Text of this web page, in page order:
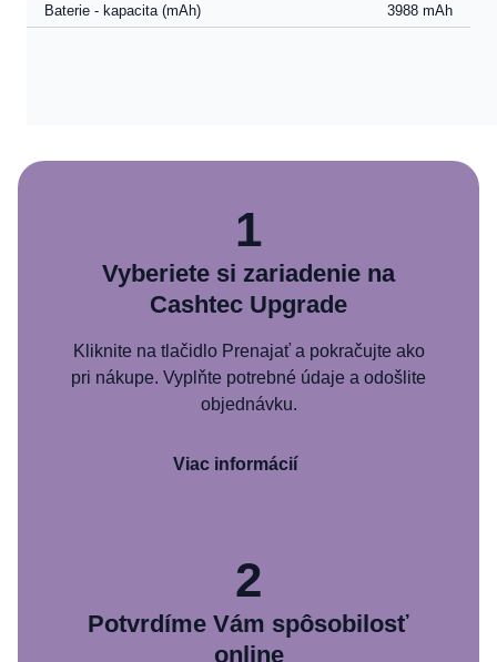
Baterie - kapacita (mAh)
3988 mAh
1
Vyberiete si zariadenie na
Cashtec Upgrade
Kliknite na tlačidlo Prenajať a pokračujte ako
pri nákupe. Vyplňte potrebné údaje a odošlite
objednávku.
Viac informácií
2
Potvrdíme Vám spôsobilosť
online